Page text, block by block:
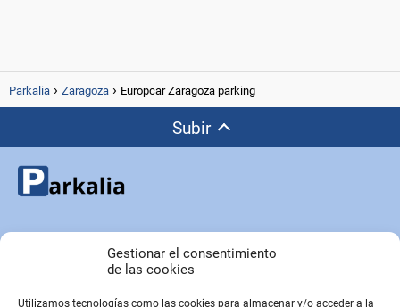
Gestionar el consentimiento
de las cookies
Utilizamos tecnologías como las cookies para almacenar y/o acceder a la
Parkalia Zaragoza Europcar Zaragoza parking
Subir
Copyright © Parkalia.es